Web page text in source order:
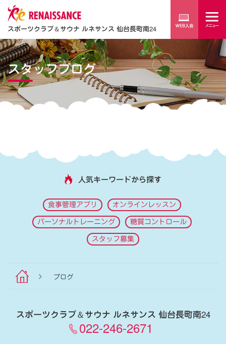
スポーツクラブ＆サウナ ルネサンス 仙台長町南24
スタッフブログ
人気キーワードから探す
食事管理アプリ オンラインレッスン
パーソナルトレーニング 糖質コントロール
スタッフ募集
ブログ
スポーツクラブ＆サウナ ルネサンス 仙台長町南24
022-246-2671